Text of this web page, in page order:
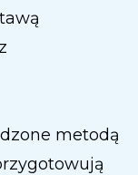
metodą